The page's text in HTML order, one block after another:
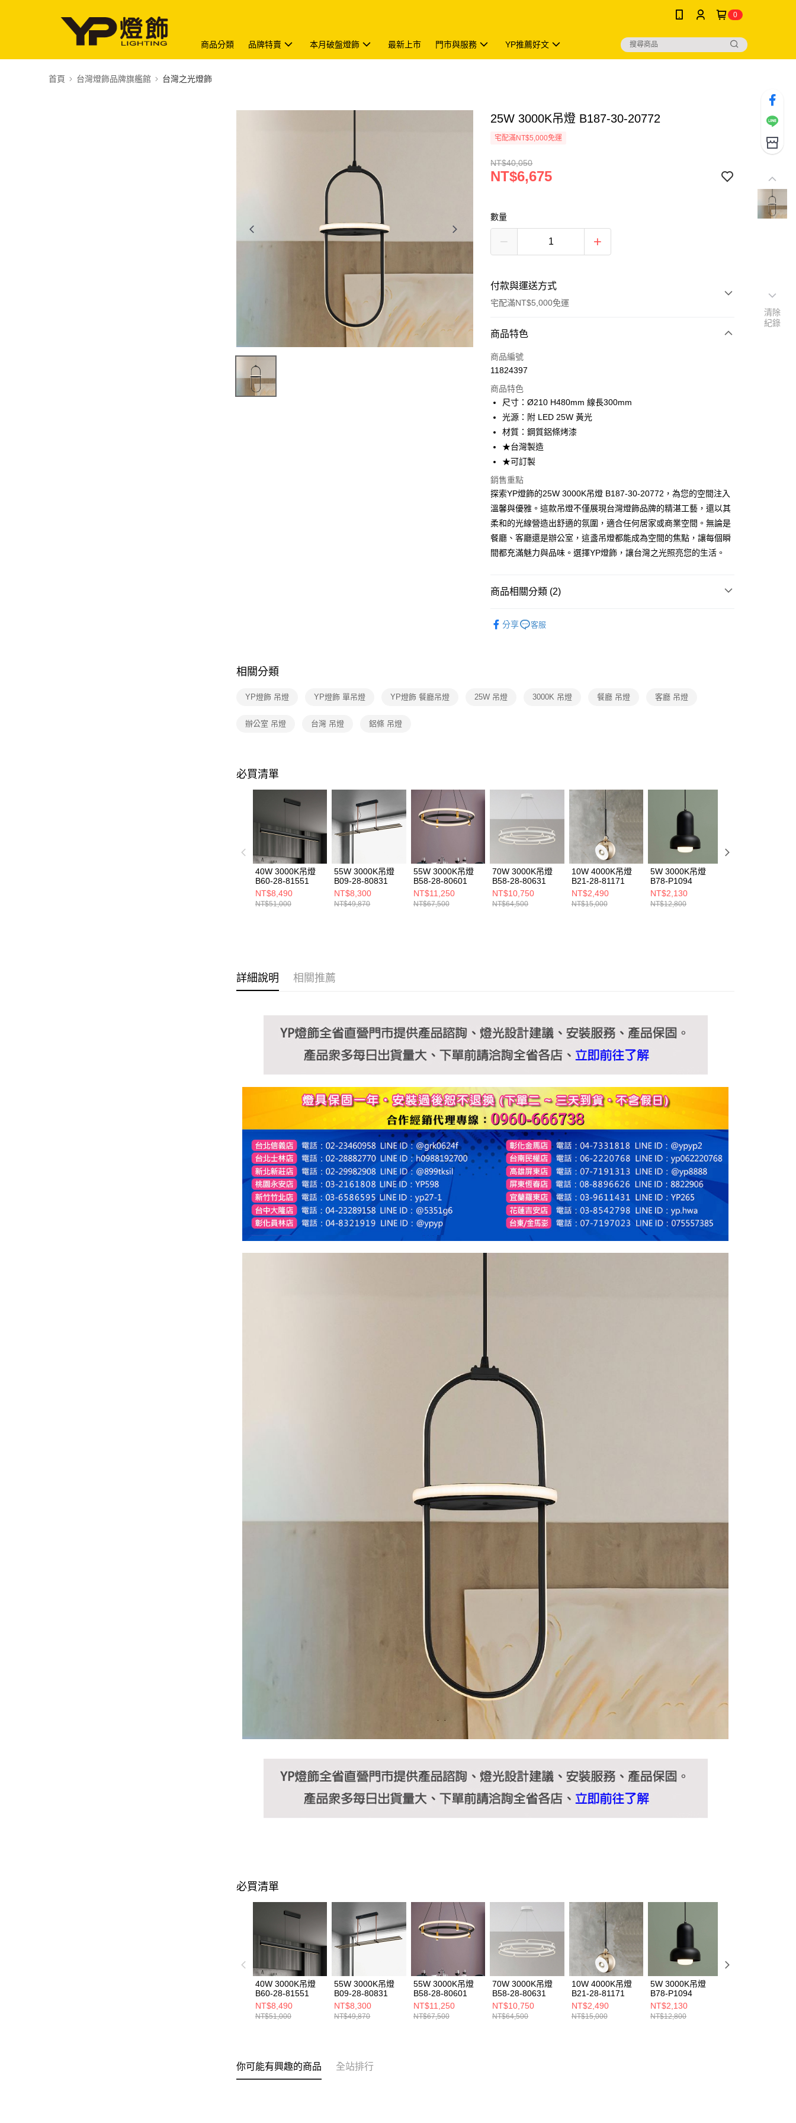
0
商品分類 品牌特賣 本月破盤燈飾 最新上市 門市與服務 YP推薦好文
首頁 台灣燈飾品牌旗艦館 台灣之光燈飾
25W 3000K吊燈 B187-30-20772
宅配滿NT$5,000免運
NT$40,050
NT$6,675
數量
付款與運送方式
宅配滿NT$5,000免運
付款方式
信用卡一次付款
Apple Pay
街口支付
悠遊付
Google Pay
全盈+PAY
AFTEE先享後付
相關說明
【關於「AFTEE先享後付」】
AFTEE先享後付是「在收到商品之後才付款」的支付方式。 讓您購物簡單
便利好安心！
３．安心：先確認商品／服務後，再付款。
１．於結帳方式選擇「AFTEE先享後付」後，將跳轉至「AFTEE先享後
付」結帳頁面，進行簡訊認證並確認金額後，即可完成結帳。
先享後付繳納相關費用。
２．關於個人資料處理事宜，請瀏覽以下網址：
https://aftee.tw/terms/#terms3
３．未成年的使用者請事先徵得法定代理人或監護人之同意方可使用
「AFTEE先享後付」，若未經同意申辦者引起之損失，本公司不負相關責
任。
４．使用「AFTEE先享後付」時，將依據個別帳號之用戶狀況，依本公司
即時審查核予不同之上限額度；若仍有額度不足之情形，本公司將視審查
結果請求用戶進行身份認證。
５．嚴禁一人註冊多個帳號或使用他人資訊註冊。若發現惡意使用之情
形，恩沛科技股份有限公司將有權停止該用戶之使用額度並採取法律行
動。
ATM付款
每筆NT$180，滿NT$5,000(含以上)免運費
商品特色
商品編號
11824397
商品特色
尺寸：Ø210 H480mm 線長300mm
光源：附 LED 25W 黃光
材質：鋼質鋁條烤漆
★台灣製造
★可訂製
銷售重點
探索YP燈飾的25W 3000K吊燈 B187-30-20772，為您的空間注入
溫馨與優雅。這款吊燈不僅展現台灣燈飾品牌的精湛工藝，還以其
柔和的光線營造出舒適的氛圍，適合任何居家或商業空間。無論是
餐廳、客廳還是辦公室，這盞吊燈都能成為空間的焦點，讓每個瞬
間都充滿魅力與品味。選擇YP燈飾，讓台灣之光照亮您的生活。
商品相關分類 (2)
分享 客服
相關分類
YP燈飾 吊燈 YP燈飾 單吊燈 YP燈飾 餐廳吊燈 25W 吊燈 3000K 吊燈 餐廳 吊燈 客廳 吊燈
辦公室 吊燈 台灣 吊燈 鋁條 吊燈
必買清單
40W 3000K吊燈
B60-28-81551
NT$8,490
NT$51,000
55W 3000K吊燈
B09-28-80831
NT$8,300
NT$49,870
55W 3000K吊燈
B58-28-80601
NT$11,250
NT$67,500
70W 3000K吊燈
B58-28-80631
NT$10,750
NT$64,500
10W 4000K吊燈
B21-28-81171
NT$2,490
NT$15,000
5W 3000K吊燈
B78-P1094
NT$2,130
NT$12,800
詳細說明 相關推薦
必買清單
40W 3000K吊燈
B60-28-81551
NT$8,490
NT$51,000
55W 3000K吊燈
B09-28-80831
NT$8,300
NT$49,870
55W 3000K吊燈
B58-28-80601
NT$11,250
NT$67,500
70W 3000K吊燈
B58-28-80631
NT$10,750
NT$64,500
10W 4000K吊燈
B21-28-81171
NT$2,490
NT$15,000
5W 3000K吊燈
B78-P1094
NT$2,130
NT$12,800
你可能有興趣的商品 全站排行
清除
紀錄